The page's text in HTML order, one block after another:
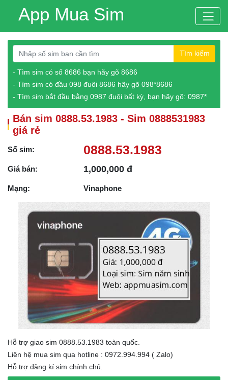
App Mua Sim
Tìm kiếm
- Tìm sim có số 8686 bạn hãy gõ 8686
- Tìm sim có đầu 098 đuôi 8686 hãy gõ 098*8686
- Tìm sim bắt đầu bằng 0987 đuôi bất kỳ, bạn hãy gõ: 0987*
Bán sim 0888.53.1983 - Sim 0888531983
giá rẻ
Số sim: 0888.53.1983
Giá bán: 1,000,000 đ
Mạng: Vinaphone
Hỗ trợ giao sim 0888.53.1983 toàn quốc.
Liên hệ mua sim qua hotline : 0972.994.994 ( Zalo)
Hỗ trợ đăng kí sim chính chủ.